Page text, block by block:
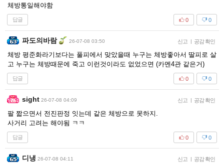
체방통일해야함
답글 0
0
파도의바람 26-07-08 03:50 신고 | 공감 확인
체방 평준화라기보다는 풀피에서 맞았을때 누구는 체방좋아서 딸피로 살
고 누구는 체방때문에 죽고 이런것이라도 없었으면 (카멘4관 같은거)
답글 0
0
sight 26-07-08 04:09 신고 | 공감 확인
팔 짧으면서 전진판정 잇는데 같은 체방으로 못하지.
사거리 고려는 해야됨 ㅋㅋ
답글 0
0
디냉 26-07-08 04:11 신고 | 공감 확인